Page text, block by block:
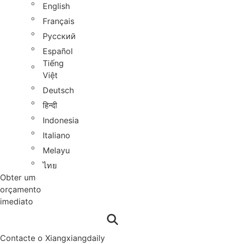
English
Français
Русский
Español
Tiếng
Việt
Deutsch
हिन्दी
Indonesia
Italiano
Melayu
ไทย
Obter um
orçamento
imediato
Contacte o Xiangxiangdaily